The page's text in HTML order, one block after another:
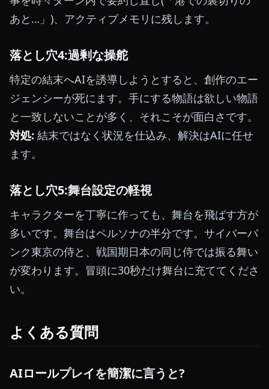
あと…」)、アクティブメモリに残します。
落とし穴4:過剰な操舵
特定の結末へAIを誘導しようとすると、創作のエー
ジェンシーが死にます。手にする物語は欲しい物語
と一致しないことが多く、それこそが面白さです。
対処: 結末ではなく状況を仕込み、解決はAIに任せ
ます。
落とし穴5:舞台設定の軽視
キャラクターを丁寧に作っても、舞台を飛ばす方が
多いです。舞台はペルソナの半分です。サイバーパ
ンク東京の侍と、戦国期日本の同じ侍では振る舞い
が変わります。冒頭に30秒だけ舞台に充ててくださ
い。
よくある質問
AIロールプレイを簡潔に言うと?